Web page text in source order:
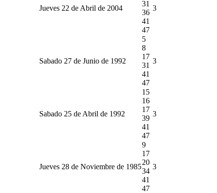
Jueves 22 de Abril de 2004
31
36
41
47
3
Sabado 27 de Junio de 1992
5
8
17
31
41
47
3
Sabado 25 de Abril de 1992
15
16
17
39
41
47
3
Jueves 28 de Noviembre de 1985
9
17
20
34
41
47
3